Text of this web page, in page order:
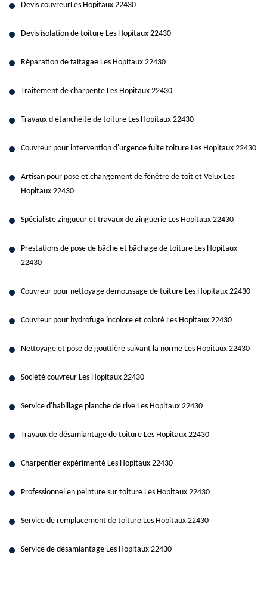
Devis couvreurLes Hopitaux 22430
Devis isolation de toiture Les Hopitaux 22430
Réparation de faitagae Les Hopitaux 22430
Traitement de charpente Les Hopitaux 22430
Travaux d'étanchéité de toiture Les Hopitaux 22430
Couvreur pour intervention d'urgence fuite toiture Les Hopitaux 22430
Artisan pour pose et changement de fenêtre de toit et Velux Les
Hopitaux 22430
Spécialiste zingueur et travaux de zinguerie Les Hopitaux 22430
Prestations de pose de bâche et bâchage de toiture Les Hopitaux
22430
Couvreur pour nettoyage demoussage de toiture Les Hopitaux 22430
Couvreur pour hydrofuge incolore et coloré Les Hopitaux 22430
Nettoyage et pose de gouttière suivant la norme Les Hopitaux 22430
Société couvreur Les Hopitaux 22430
Service d'habillage planche de rive Les Hopitaux 22430
Travaux de désamiantage de toiture Les Hopitaux 22430
Charpentier expérimenté Les Hopitaux 22430
Professionnel en peinture sur toiture Les Hopitaux 22430
Service de remplacement de toiture Les Hopitaux 22430
Service de désamiantage Les Hopitaux 22430